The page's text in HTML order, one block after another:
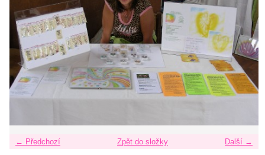
← Předchozí Další →
Zpět do složky